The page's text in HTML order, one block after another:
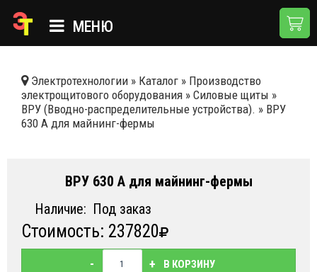
МЕНЮ
КАТАЛОГ
О КОМПАНИИ
НОВОСТИ
ДОСТАВКА И ОПЛАТА
КОНТАКТЫ
Электротехнологии » Каталог » Производство
электрощитового оборудования » Силовые щиты »
ВРУ (Вводно-распределительные устройства). » ВРУ
630 А для майнинг-фермы
ВРУ 630 А для майнинг-фермы
Наличие: Под заказ
Стоимость: 237820
- + В КОРЗИНУ